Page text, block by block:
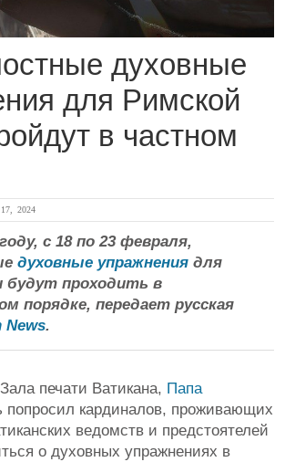
духовные
для Римской
в частном
2024
с 18 по 23 февраля,
духовные упражнения для
будут проходить в
порядке, передает русская
News.
Зала печати Ватикана, Папа
попросил кардиналов, проживающих
ведомств и предстоятелей
о духовных упражнениях в